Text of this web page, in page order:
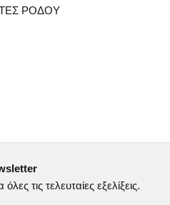
ΡΟΔΟΥ
τις τελευταίες εξελίξεις.